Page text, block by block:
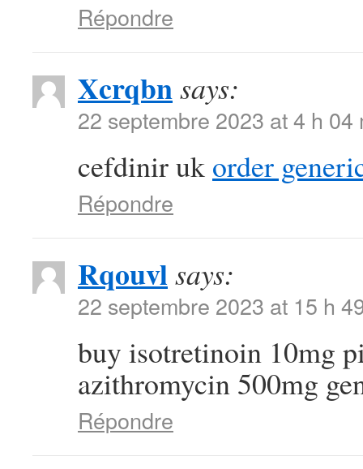
Répondre
Xcrqbnsays:
22 septembre 2023 at 4 h 04
cefdinir uk order
Répondre
Rqouvlsays:
22 septembre 2023 at 15 h
buy isotretinoin 10mg
azithromycin 500mg
Répondre